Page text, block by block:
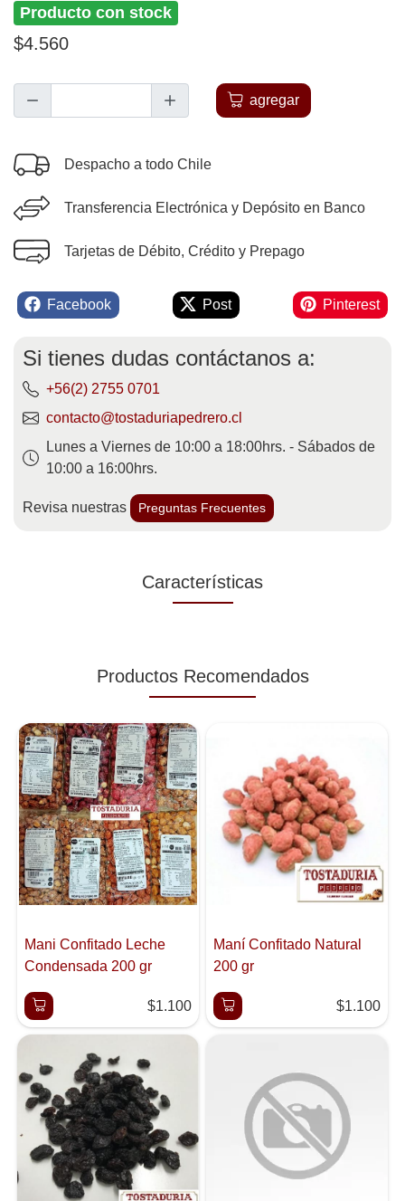
Producto con stock
$4.560
agregar
Despacho a todo Chile
Transferencia Electrónica y Depósito en Banco
Tarjetas de Débito, Crédito y Prepago
Facebook Post Pinterest
Si tienes dudas contáctanos a:
+56(2) 2755 0701
contacto@tostaduriapedrero.cl
Lunes a Viernes de 10:00 a 18:00hrs. - Sábados de
10:00 a 16:00hrs.
Revisa nuestras Preguntas Frecuentes
Características
Productos Recomendados
Mani Confitado Leche
Condensada 200 gr
$1.100
Maní Confitado Natural
200 gr
$1.100